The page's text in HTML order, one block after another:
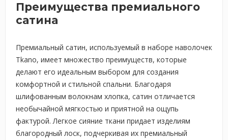
Преимущества премиального
сатина
Премиальный сатин, используемый в наборе наволочек
Tkano, имеет множество преимуществ, которые
делают его идеальным выбором для создания
комфортной и стильной спальни. Благодаря
шлифованным волокнам хлопка, сатин отличается
необычайной мягкостью и приятной на ощупь
фактурой. Легкое сияние ткани придает изделиям
благородный лоск, подчеркивая их премиальный